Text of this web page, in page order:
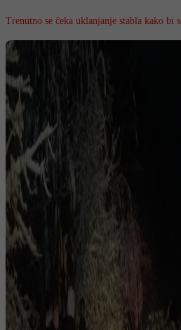
Trenutno se čeka uklanjanje stabla kako bi